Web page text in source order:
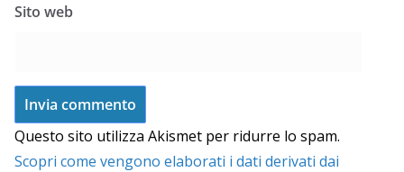
Sito web
Questo sito utilizza Akismet per ridurre lo spam.
Scopri come vengono elaborati i dati derivati dai